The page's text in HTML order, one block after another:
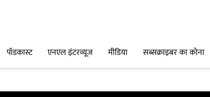
पॉडकास्ट एनएल इंटरव्यूज मीडिया सब्सक्राइबर का कोना